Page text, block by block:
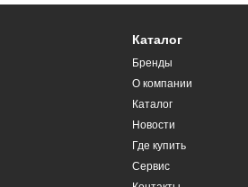
Каталог
Бренды
О компании
Каталог
Новости
Где купить
Сервис